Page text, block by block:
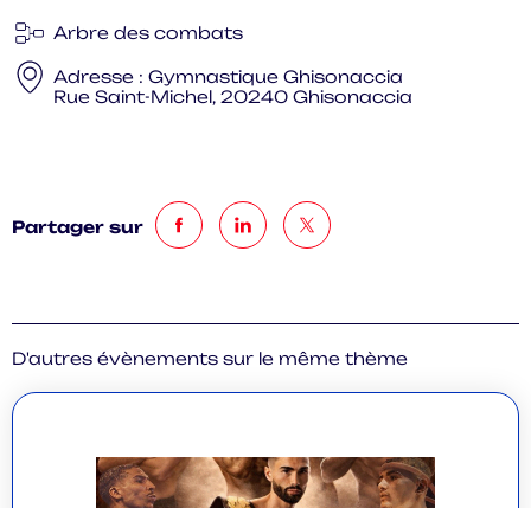
Arbre des combats
Adresse : Gymnastique Ghisonaccia
Rue Saint-Michel, 20240 Ghisonaccia
Partager sur
D'autres évènements sur le même thème